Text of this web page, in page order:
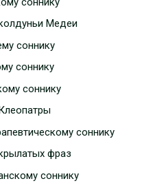
Медеи
соннику
соннику
соннику
соннику
фраз
соннику